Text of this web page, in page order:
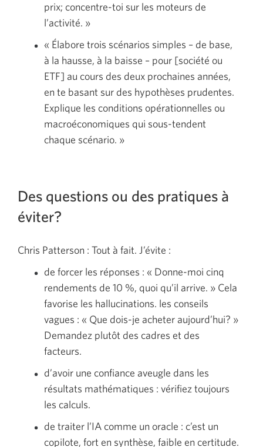
prix; concentre-toi sur les moteurs de
l’activité. »
« Élabore trois scénarios simples – de base,
à la hausse, à la baisse – pour [société ou
ETF] au cours des deux prochaines années,
en te basant sur des hypothèses prudentes.
Explique les conditions opérationnelles ou
macroéconomiques qui sous-tendent
chaque scénario. »
Des questions ou des pratiques à
éviter?
Chris Patterson : Tout à fait. J’évite :
de forcer les réponses : « Donne-moi cinq
rendements de 10 %, quoi qu’il arrive. » Cela
favorise les hallucinations. les conseils
vagues : « Que dois-je acheter aujourd’hui? »
Demandez plutôt des cadres et des
facteurs.
d’avoir une confiance aveugle dans les
résultats mathématiques : vérifiez toujours
les calculs.
de traiter l’IA comme un oracle : c’est un
copilote, fort en synthèse, faible en certitude.